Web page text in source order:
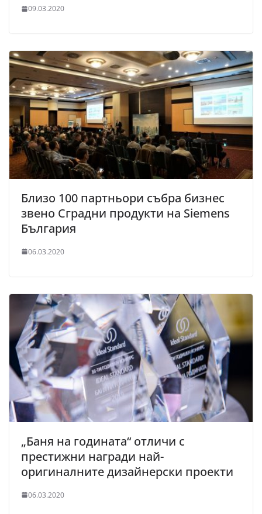
09.03.2020
Близо 100 партньори събра бизнес
звено Сградни продукти на Siemens
България
06.03.2020
„Баня на годината“ отличи с
престижни награди най-
оригиналните дизайнерски проекти
06.03.2020